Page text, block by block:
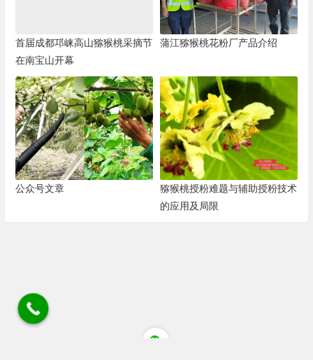
首届成都邛崃高山猕猴桃采摘节
在南宝山开幕
蒲江猕猴桃花粉厂产品介绍
公众号文章
猕猴桃授粉难题与辅助授粉技术
的应用及局限